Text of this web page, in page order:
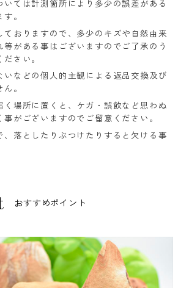
いては計測箇所により多少の誤差がある
。
ておりますので、多少のキズや自然由来
等がある事はございますのでご了承のう
さい。
いなどの個人的主観による返品交換及び
。
く場所に置くと、ケガ・誤飲など思わぬ
事がございますのでご留意ください。
、落としたりぶつけたりすると欠ける事
おすすめポイント